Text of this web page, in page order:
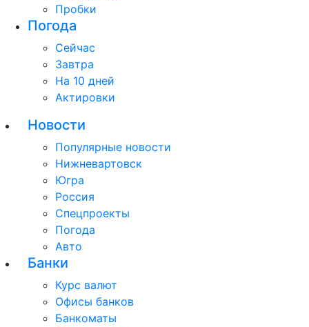
Пробки
Погода
Сейчас
Завтра
На 10 дней
Актировки
Новости
Популярные новости
Нижневартовск
Югра
Россия
Спецпроекты
Погода
Авто
Банки
Курс валют
Офисы банков
Банкоматы